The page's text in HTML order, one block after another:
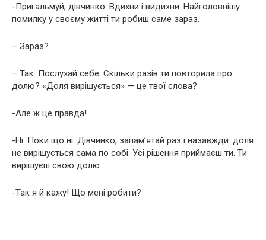
-Пригальмуй, дівчинко. Вдихни і видихни. Найголовнішу
помилку у своєму житті ти робиш саме зараз.
– Зараз?
– Так. Послухай себе. Скільки разів ти повторила про
долю? «Доля вирішується» — це твої слова?
-Але ж це правда!
-Ні. Поки що ні. Дівчинко, запам’ятай раз і назавжди: доля
не вирішується сама по собі. Усі рішення приймаєш ти. Ти
вирішуєш свою долю.
-Так я й кажу! Що мені робити?